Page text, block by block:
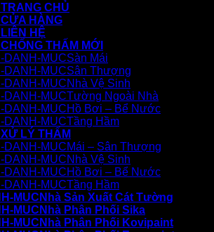
TRANG CHỦ
CỬA HÀNG
LIÊN HỆ
CHỐNG THẤM MỚI
Sàn Mái
Sân Thượng
Nhà Vệ Sinh
Tường Ngoài Nhà
Hồ Bơi – Bể Nước
Tầng Hầm
XỬ LÝ THẤM
Mái – Sân Thượng
Nhà Vệ Sinh
Hồ Bơi – Bể Nước
Tầng Hầm
Nhà Sản Xuất Cát Tường
Nhà Phân Phối Sika
Nhà Phân Phối Kovipaint